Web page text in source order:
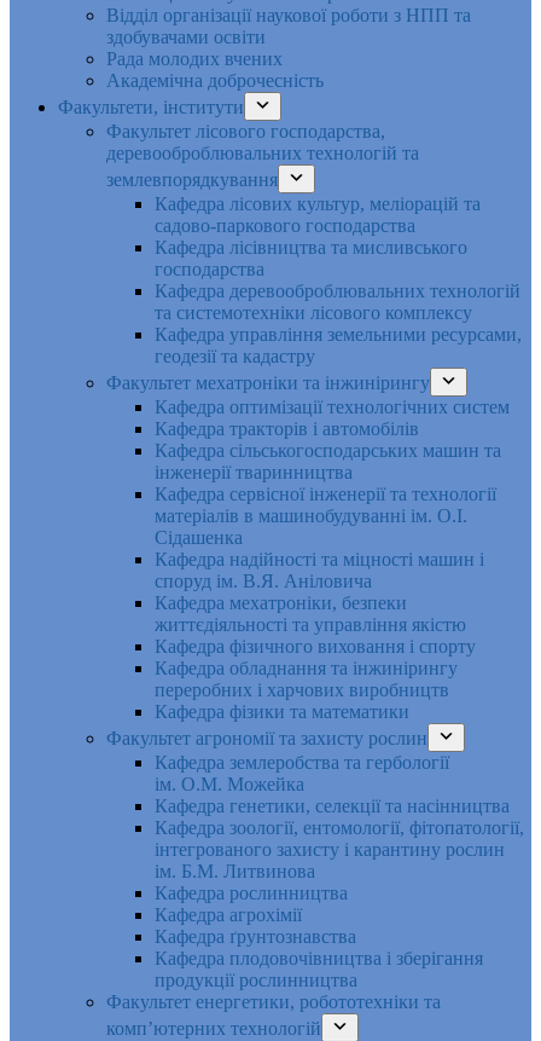
Відділ організації наукової роботи з НПП та
здобувачами освіти
Рада молодих вчених
Академічна доброчесність
Факультети, інститути
Факультет лісового господарства,
деревооброблювальних технологій та
землевпорядкування
Кафедра лісових культур, меліорацій та
садово-паркового господарства
Кафедра лісівництва та мисливського
господарства
Кафедра деревооброблювальних технологій
та системотехніки лісового комплексу
Кафедра управління земельними ресурсами,
геодезії та кадастру
Факультет мехатроніки та інжинірингу
Кафедра оптимізації технологічних систем
Кафедра тракторів і автомобілів
Кафедра сільськогосподарських машин та
інженерії тваринництва
Кафедра cервісної інженерії та технології
матеріалів в машинобудуванні ім. О.І.
Сідашенка
Кафедра надійності та міцності машин і
споруд ім. В.Я. Аніловича
Кафедра мехатроніки, безпеки
життєдіяльності та управління якістю
Кафедра фізичного виховання і спорту
Кафедра обладнання та інжинірингу
переробних і харчових виробництв
Кафедра фізики та математики
Факультет агрономії та захисту рослин
Кафедра землеробства та гербології
ім. О.М. Можейка
Кафедра генетики, селекції та насінництва
Кафедра зоології, ентомології, фітопатології,
інтегрованого захисту і карантину рослин
ім. Б.М. Литвинова
Кафедра рослинництва
Кафедра агрохімії
Кафедра ґрунтознавства
Кафедра плодовочівництва і зберігання
продукції рослинництва
Факультет енергетики, робототехніки та
комп’ютерних технологій